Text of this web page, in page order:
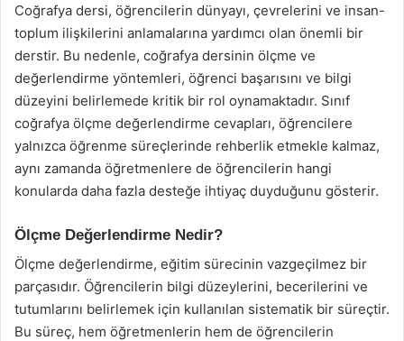
Coğrafya dersi, öğrencilerin dünyayı, çevrelerini ve insan-
toplum ilişkilerini anlamalarına yardımcı olan önemli bir
derstir. Bu nedenle, coğrafya dersinin ölçme ve
değerlendirme yöntemleri, öğrenci başarısını ve bilgi
düzeyini belirlemede kritik bir rol oynamaktadır. Sınıf
coğrafya ölçme değerlendirme cevapları, öğrencilere
yalnızca öğrenme süreçlerinde rehberlik etmekle kalmaz,
aynı zamanda öğretmenlere de öğrencilerin hangi
konularda daha fazla desteğe ihtiyaç duyduğunu gösterir.
Ölçme Değerlendirme Nedir?
Ölçme değerlendirme, eğitim sürecinin vazgeçilmez bir
parçasıdır. Öğrencilerin bilgi düzeylerini, becerilerini ve
tutumlarını belirlemek için kullanılan sistematik bir süreçtir.
Bu süreç, hem öğretmenlerin hem de öğrencilerin